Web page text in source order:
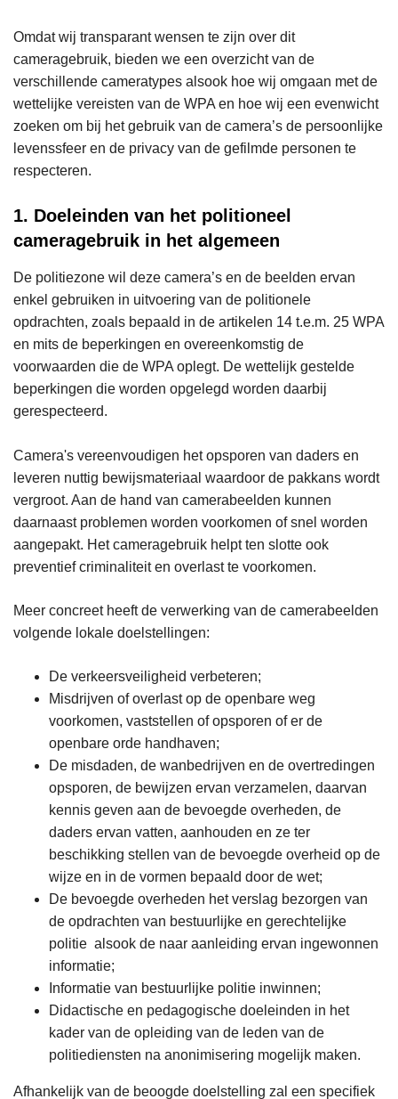
Omdat wij transparant wensen te zijn over dit
cameragebruik, bieden we een overzicht van de
verschillende cameratypes alsook hoe wij omgaan met de
wettelijke vereisten van de WPA en hoe wij een evenwicht
zoeken om bij het gebruik van de camera’s de persoonlijke
levenssfeer en de privacy van de gefilmde personen te
respecteren.
1. Doeleinden van het politioneel
cameragebruik in het algemeen
De politiezone wil deze camera’s en de beelden ervan
enkel gebruiken in uitvoering van de politionele
opdrachten, zoals bepaald in de artikelen 14 t.e.m. 25 WPA
en mits de beperkingen en overeenkomstig de
voorwaarden die de WPA oplegt. De wettelijk gestelde
beperkingen die worden opgelegd worden daarbij
gerespecteerd.
Camera's vereenvoudigen het opsporen van daders en
leveren nuttig bewijsmateriaal waardoor de pakkans wordt
vergroot. Aan de hand van camerabeelden kunnen
daarnaast problemen worden voorkomen of snel worden
aangepakt. Het cameragebruik helpt ten slotte ook
preventief criminaliteit en overlast te voorkomen.
Meer concreet heeft de verwerking van de camerabeelden
volgende lokale doelstellingen:
De verkeersveiligheid verbeteren;
Misdrijven of overlast op de openbare weg
voorkomen, vaststellen of opsporen of er de
openbare orde handhaven;
De misdaden, de wanbedrijven en de overtredingen
opsporen, de bewijzen ervan verzamelen, daarvan
kennis geven aan de bevoegde overheden, de
daders ervan vatten, aanhouden en ze ter
beschikking stellen van de bevoegde overheid op de
wijze en in de vormen bepaald door de wet;
De bevoegde overheden het verslag bezorgen van
de opdrachten van bestuurlijke en gerechtelijke
politie alsook de naar aanleiding ervan ingewonnen
informatie;
Informatie van bestuurlijke politie inwinnen;
Didactische en pedagogische doeleinden in het
kader van de opleiding van de leden van de
politiediensten na anonimisering mogelijk maken.
Afhankelijk van de beoogde doelstelling zal een specifiek